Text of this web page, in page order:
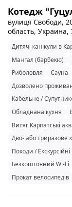
Котедж
вулиця Свободи,
область, Украина,
Дитячі канікули в
Мангал (барбекю)
Риболовля
Сауна
Дозволено
Кабельне /
Обладнана кухня
Витяг Карпатські
Дво- або триразове
Походи / Екскурсійні
Безкоштовний Wi-Fi
Прокат велосипедів